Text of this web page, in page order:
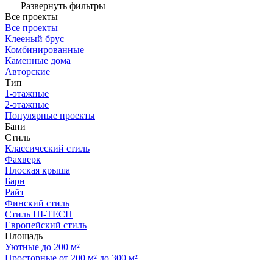
Развернуть фильтры
Все проекты
Все проекты
Клееный брус
Комбинированные
Каменные дома
Авторские
Тип
1-этажные
2-этажные
Популярные проекты
Бани
Стиль
Классический стиль
Фахверк
Плоская крыша
Барн
Райт
Финский стиль
Стиль HI-TECH
Европейский стиль
Площадь
Уютные до 200 м²